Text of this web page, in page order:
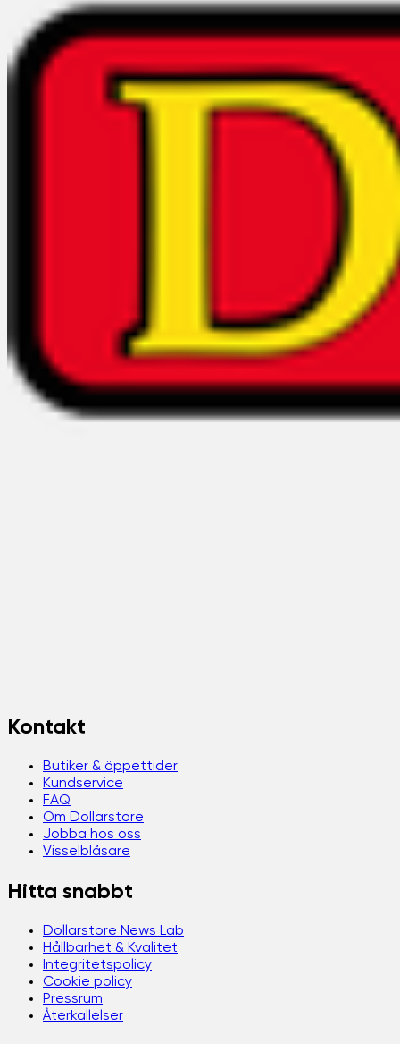
Kontakt
Butiker & öppettider
Kundservice
FAQ
Om Dollarstore
Jobba hos oss
Visselblåsare
Hitta snabbt
Dollarstore News Lab
Hållbarhet & Kvalitet
Integritetspolicy
Cookie policy
Pressrum
Återkallelser